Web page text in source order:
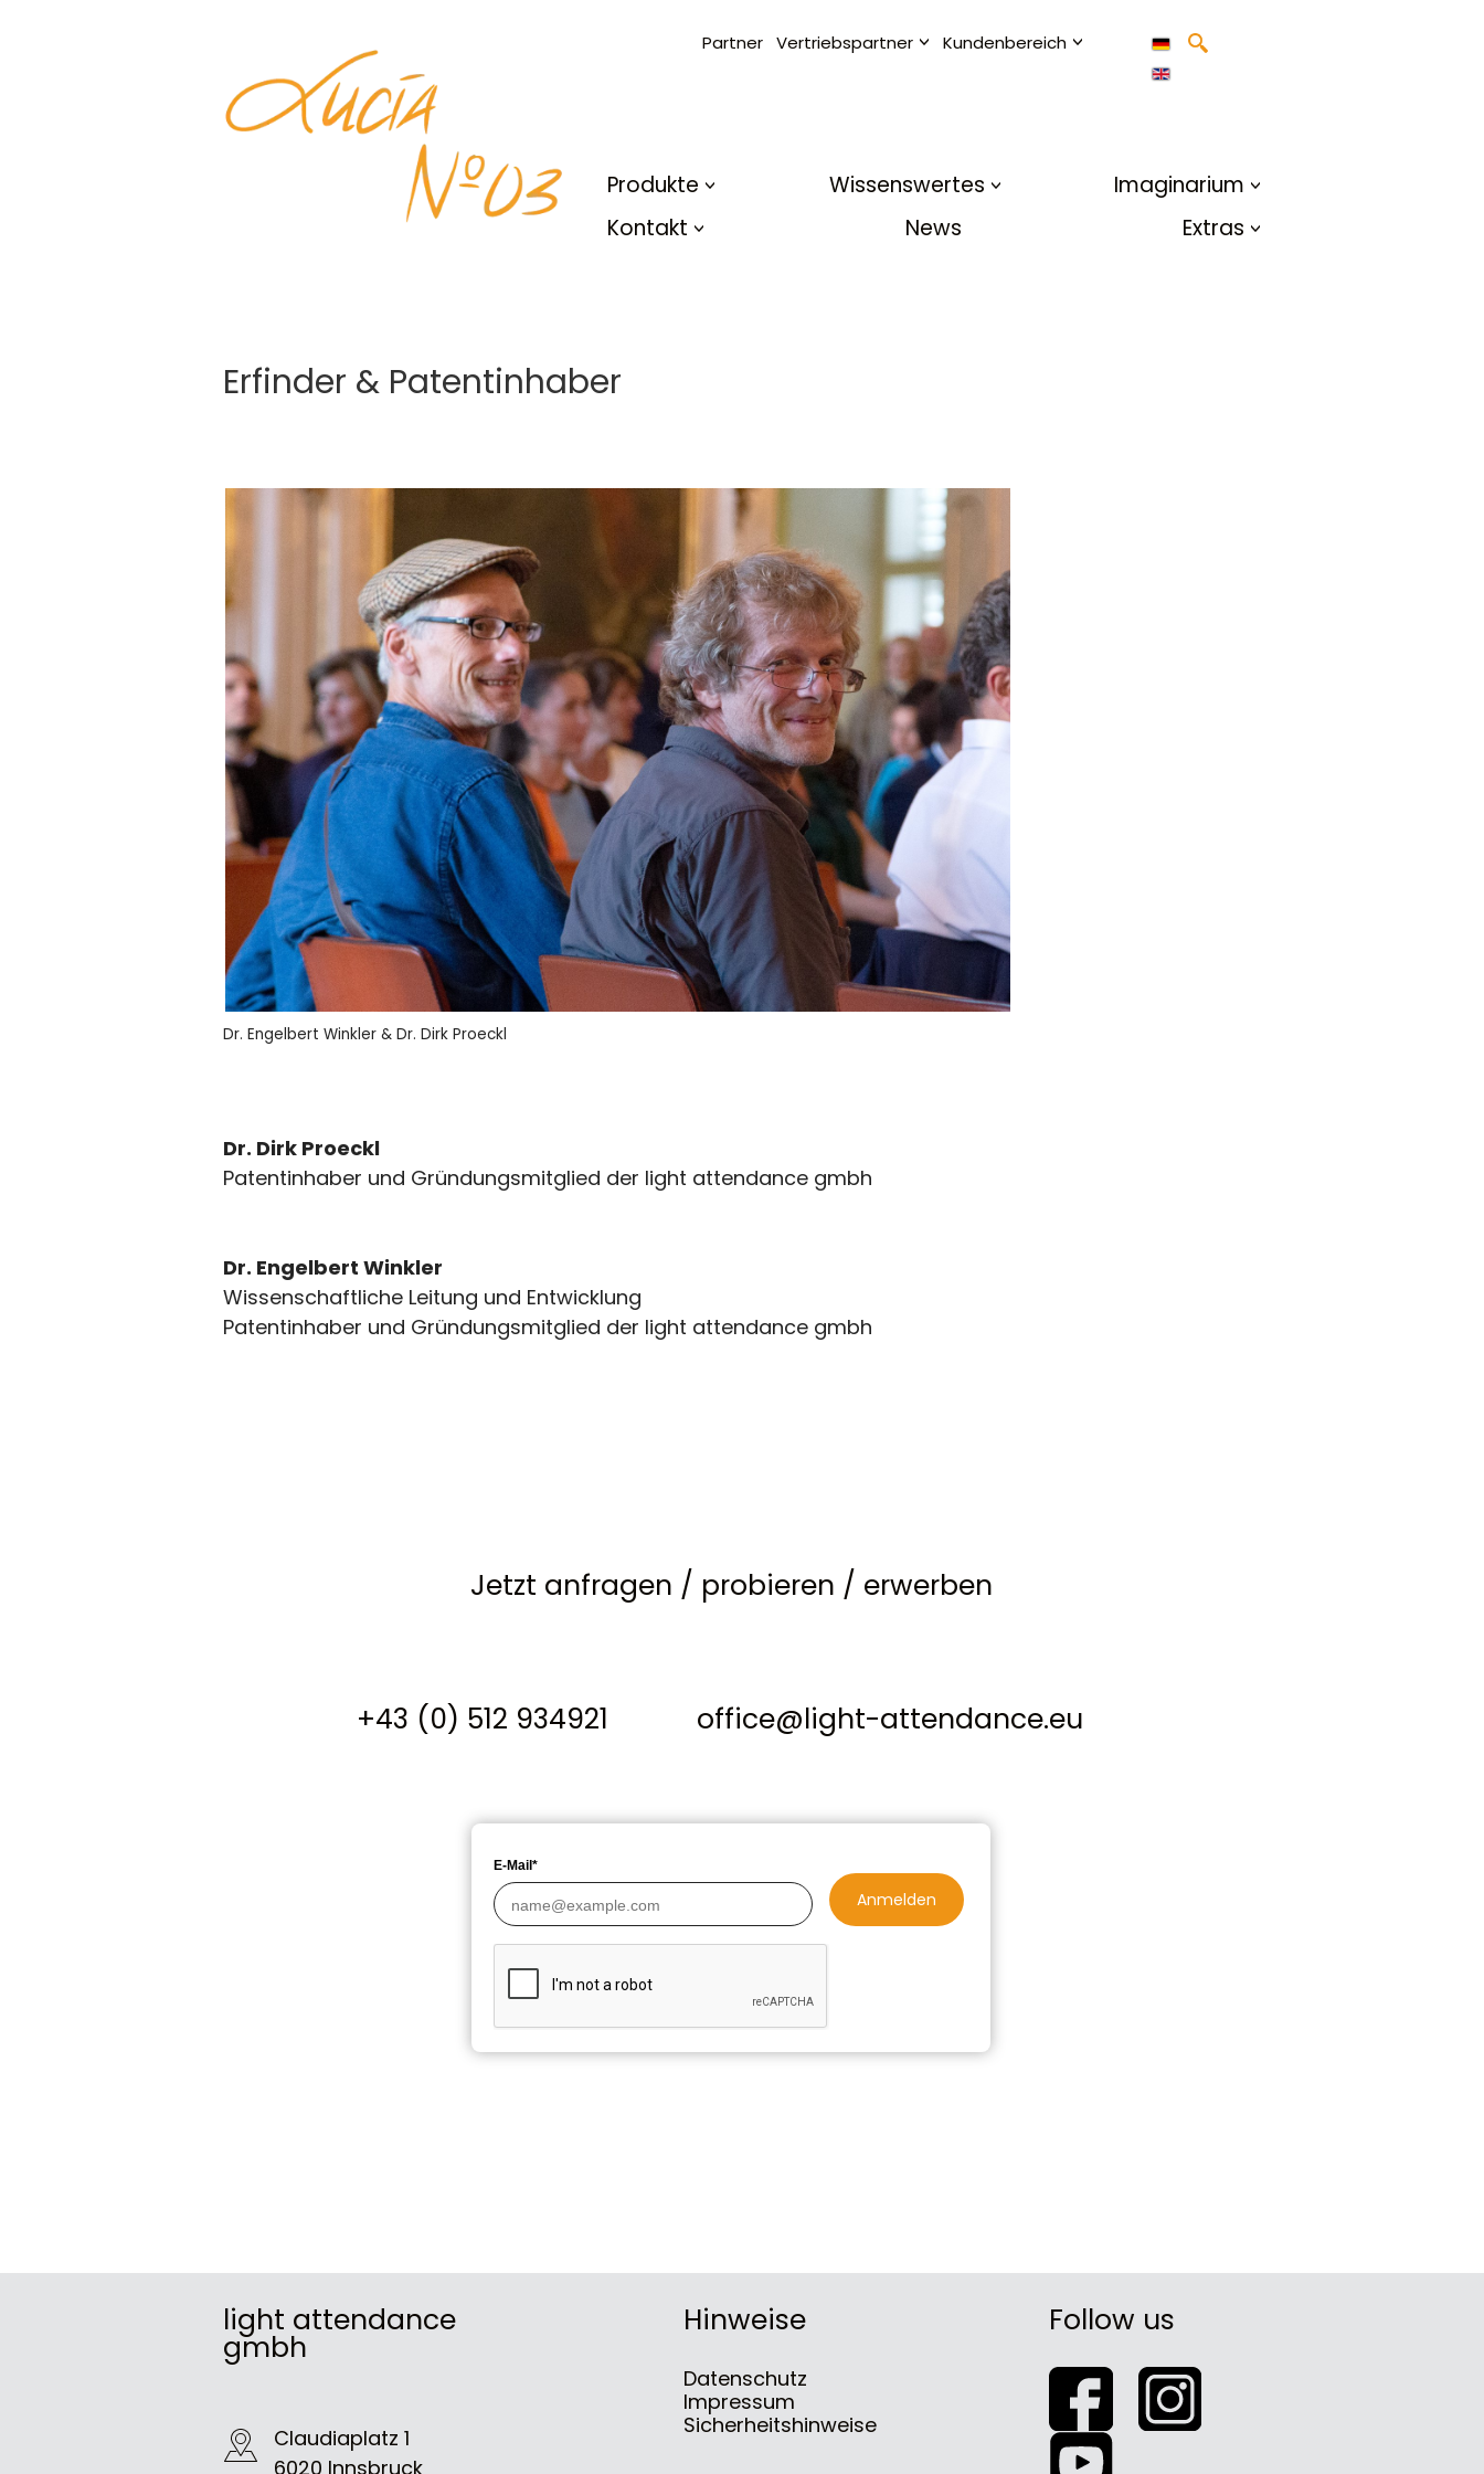
Partner Vertriebspartner Kundenbereich
Produkte Wissenswertes
Imaginarium
Kontakt
News Extras
Erfinder & Patentinhaber
Dr. Engelbert Winkler & Dr. Dirk Proeckl
Dr. Dirk Proeckl
Patentinhaber und Gründungsmitglied der light attendance gmbh
Dr. Engelbert Winkler
Wissenschaftliche Leitung und Entwicklung
Patentinhaber und Gründungsmitglied der light attendance gmbh
Jetzt anfragen / probieren / erwerben
+43 (0) 512 934921 office@light-attendance.eu
E-Mail*
Anmelden
light attendance
gmbh
Claudiaplatz 1
6020 Innsbruck
Hinweise
Datenschutz
Impressum
Sicherheitshinweise
Follow us